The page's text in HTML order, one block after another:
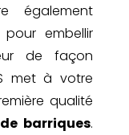
également
pour embellir
de façon
met à votre
qualité
barriques.